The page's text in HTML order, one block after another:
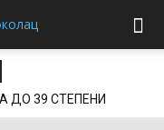
ДО 39 СТЕПЕНИ